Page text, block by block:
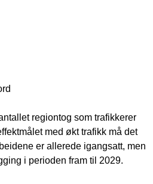
regiontog som trafikkerer
med økt trafikk må det
er allerede igangsatt, men
i perioden fram til 2029.